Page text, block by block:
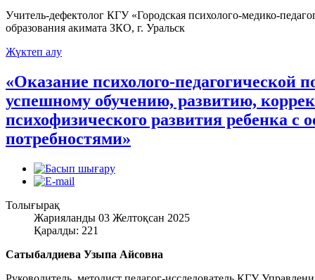
Учитель-дефектолог КГУ «Городская психолого-медико-
образования акимата ЗКО, г. Уральск
Жүктеп алу
«Оказание психолого-педагогической
успешному обучению, развитию,
психофизического развития ребенка с
потребностями»
Толығырақ
Жарияланды 03 Желтоқсан 2025
Қаралды: 221
Сатыбалдиева Узыпа Айсовна